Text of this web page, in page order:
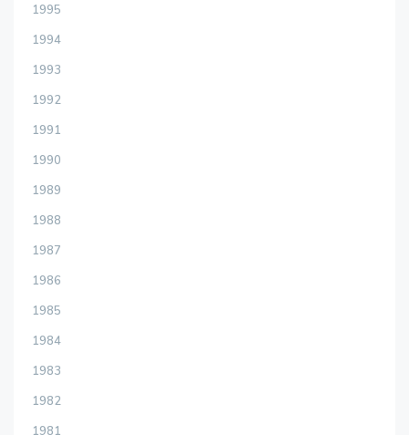
1995
1994
1993
1992
1991
1990
1989
1988
1987
1986
1985
1984
1983
1982
1981